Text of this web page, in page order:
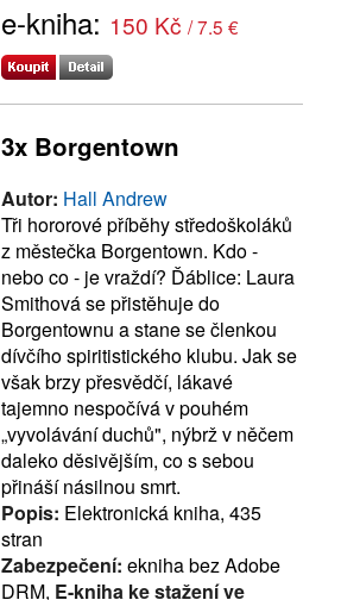
e-kniha: 150 Kč / 7.5 €
3x Borgentown
Autor: Hall Andrew
Tři hororové příběhy středoškoláků
z městečka Borgentown. Kdo -
nebo co - je vraždí? Ďáblice: Laura
Smithová se přistěhuje do
Borgentownu a stane se členkou
dívčího spiritistického klubu. Jak se
však brzy přesvědčí, lákavé
tajemno nespočívá v pouhém
„vyvolávání duchů", nýbrž v něčem
daleko děsivějším, co s sebou
přináší násilnou smrt.
Popis: Elektronická kniha, 435
stran
Zabezpečení: ekniha bez Adobe
DRM, E-kniha ke stažení ve